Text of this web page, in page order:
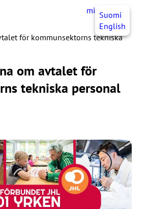
mittJHL SV
Suomi
English
för kommunsektorns tekniska
om avtalet för
tekniska personal